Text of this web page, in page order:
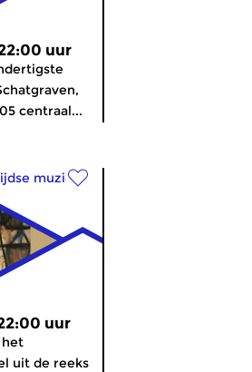
uur
centraal...
muziek
uur
het
uit de reeks